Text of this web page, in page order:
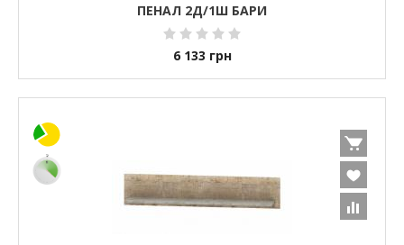
ПЕНАЛ 2Д/1Ш БАРИ
6 133 грн